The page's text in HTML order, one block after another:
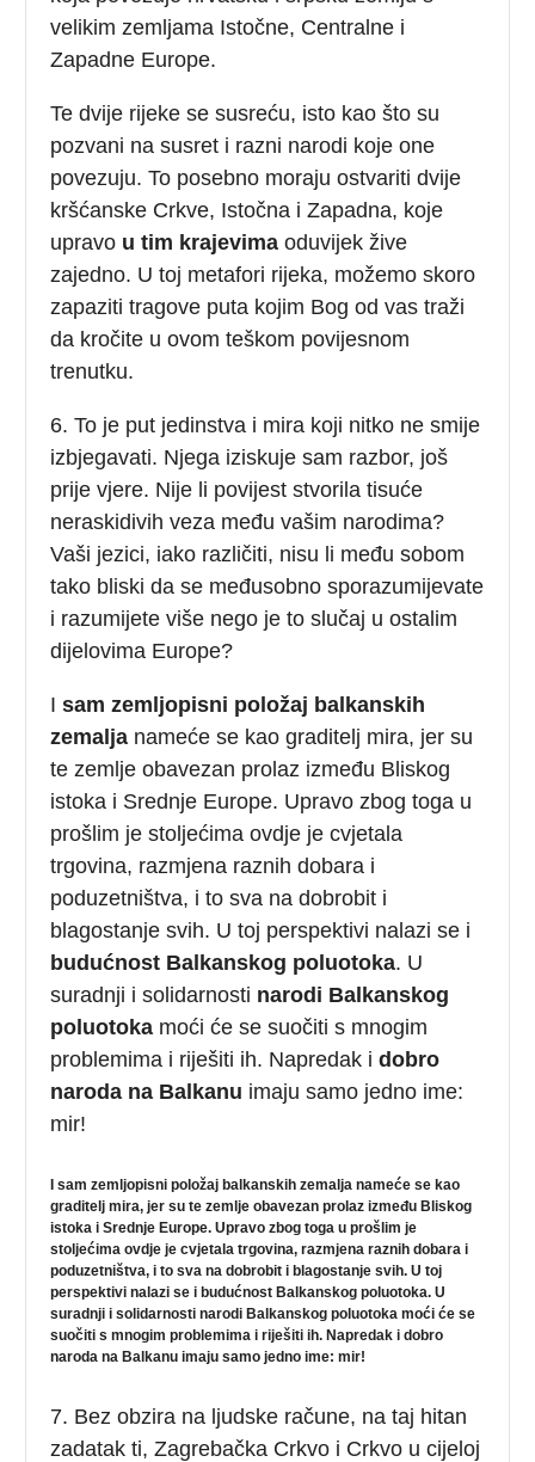
velikim zemljama Istočne, Centralne i
Zapadne Europe.
Te dvije rijeke se susreću, isto kao što su
pozvani na susret i razni narodi koje one
povezuju. To posebno moraju ostvariti dvije
kršćanske Crkve, Istočna i Zapadna, koje
upravo u tim krajevima oduvijek žive
zajedno. U toj metafori rijeka, možemo skoro
zapaziti tragove puta kojim Bog od vas traži
da kročite u ovom teškom povijesnom
trenutku.
6. To je put jedinstva i mira koji nitko ne smije
izbjegavati. Njega iziskuje sam razbor, još
prije vjere. Nije li povijest stvorila tisuće
neraskidivih veza među vašim narodima?
Vaši jezici, iako različiti, nisu li među sobom
tako bliski da se međusobno sporazumijevate
i razumijete više nego je to slučaj u ostalim
dijelovima Europe?
Isam zemljopisni položaj balkanskih
zemalja nameće se kao graditelj mira, jer su
te zemlje obavezan prolaz između Bliskog
istoka i Srednje Europe. Upravo zbog toga u
prošlim je stoljećima ovdje je cvjetala
trgovina, razmjena raznih dobara i
poduzetništva, i to sva na dobrobit i
blagostanje svih. U toj perspektivi nalazi se i
budućnost Balkanskog poluotoka. U
suradnji i solidarnosti narodi Balkanskog
poluotoka moći će se suočiti s mnogim
problemima i riješiti ih. Napredak idobro
naroda na Balkanu imaju samo jedno ime:
mir!
I sam zemljopisni položaj balkanskih zemalja nameće se kao
graditelj mira, jer su te zemlje obavezan prolaz između Bliskog
istoka i Srednje Europe. Upravo zbog toga u prošlim je
stoljećima ovdje je cvjetala trgovina, razmjena raznih dobara i
poduzetništva, i to sva na dobrobit i blagostanje svih. U toj
perspektivi nalazi se i budućnost Balkanskog poluotoka. U
suradnji i solidarnosti narodi Balkanskog poluotoka moći će se
suočiti s mnogim problemima i riješiti ih. Napredak i dobro
naroda na Balkanu imaju samo jedno ime: mir!
7. Bez obzira na ljudske račune, na taj hitan
zadatak ti, Zagrebačka Crkvo i Crkvo u cijeloj